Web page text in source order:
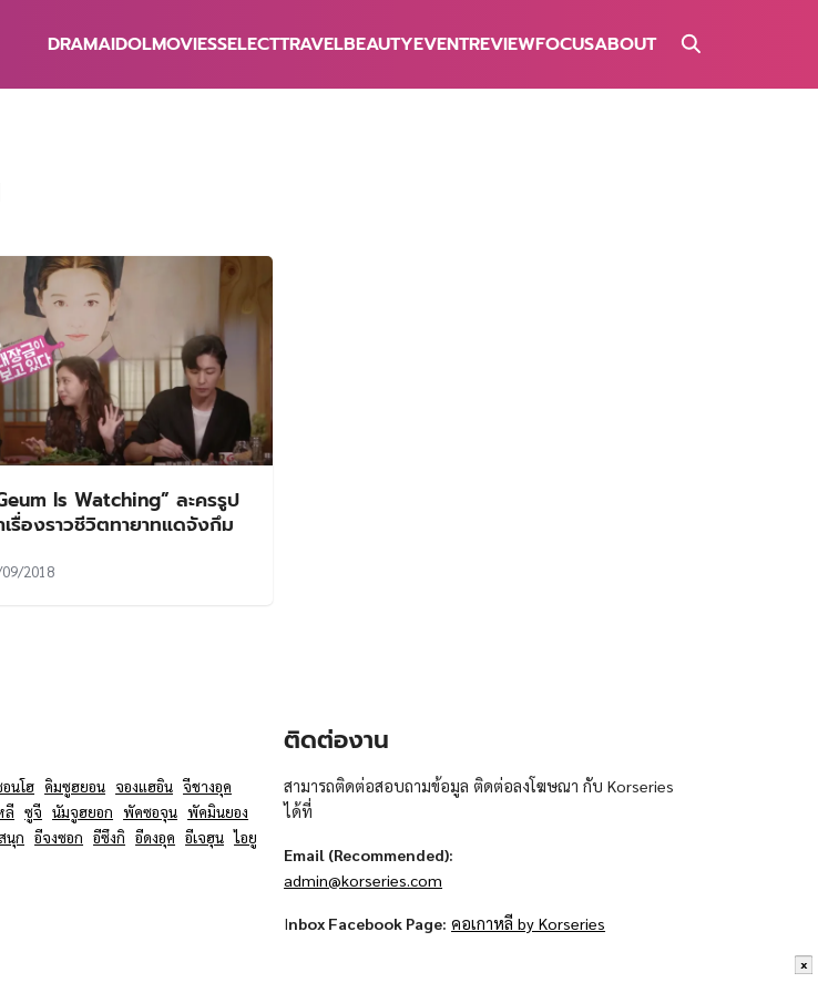
x
DRAMAIDOLMOVIESSELECTTRAVELBEAUTYEVENTREVIEWFOCUSABOUT
Is Watching” ละครรูป
เรื่องราวชีวิตทายาทแดจังกึม
2018
นโฮ คิมซูฮยอน จองแฮอิน จีชางอุค
ลี ซูจี นัมจูฮยอก พัคซอจุน พัคมินยอง
นุก อีจงซอก อีซึงกิ อีดงอุค อีเจฮุน ไอยู
ติดต่องาน
สามารถติดต่อสอบถามข้อมูล ติดต่อลงโฆษณา กับ Korseries
ได้ที่
Email (Recommended):
admin@korseries.com
Inbox Facebook Page: คอเกาหลี by Korseries